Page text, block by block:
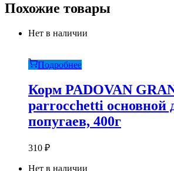
Похожие товары
Нет в наличии
Подробнее
Корм PADOVAN
parrocchetti основной
попугаев, 400г
310 ₽
Нет в наличии